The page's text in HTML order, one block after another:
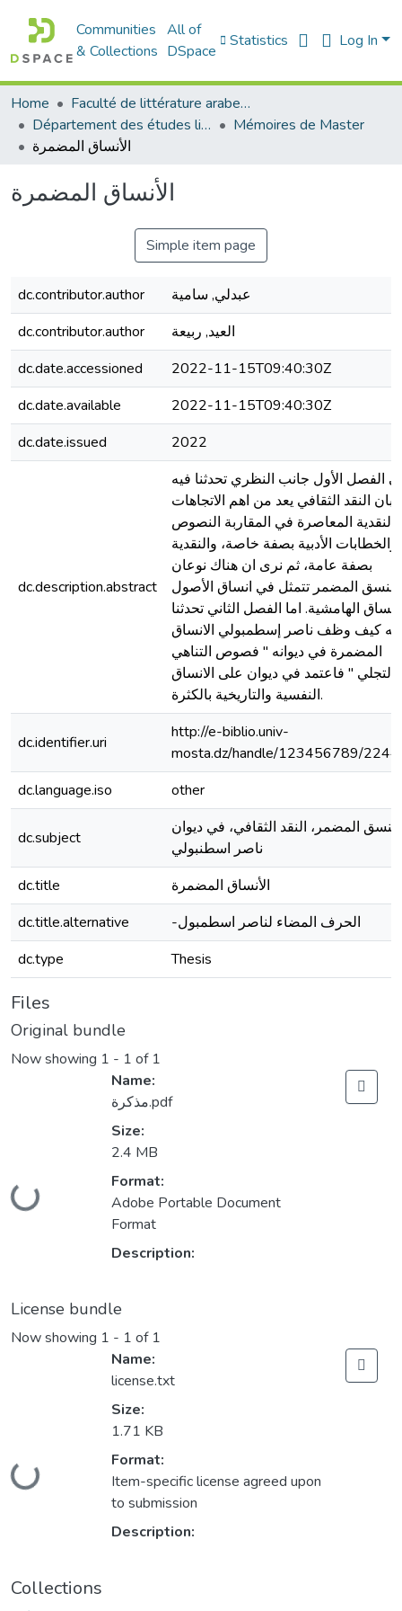
Communities
& Collections
All of
DSpace
Statistics Log In
Home
Faculté de littérature arabe et des arts
Département des études littéraires et critiques
Mémoires de Master
الأنساق المضمرة
الأنساق المضمرة
Simple item page
dc.contributor.author
عبدلي, سامية
dc.contributor.author
العيد, ربيعة
dc.date.accessioned
2022-11-15T09:40:30Z
dc.date.available
2022-11-15T09:40:30Z
dc.date.issued
2022
dc.description.abstract
الفصل الأول جانب النظري تحدثنا فيه
بان النقد الثقافي يعد من اهم الاتجاهات
النقدية المعاصرة في المقاربة النصوص
والخطابات الأدبية بصفة خاصة، والنقدية
بصفة عامة، ثم نرى ان هناك نوعان
النسق المضمر تتمثل في انساق الأصول
الهامشية. اما الفصل الثاني تحدثنا
كيف وظف ناصر إسطمبولي الانساق
المضمرة في ديوانه " فصوص التناهي
والتجلي " فاعتمد في ديوان على الانساق
النفسية والتاريخية بالكثرة.
dc.identifier.uri
http://e-biblio.univ-
mosta.dz/handle/123456789/
dc.language.iso
other
dc.subject
النسق المضمر، النقد الثقافي، في ديوان
ناصر اسطنبولي
dc.title
الأنساق المضمرة
dc.title.alternative
-الحرف المضاء لناصر اسطمبول
dc.type
Thesis
Files
Original bundle
Now showing 1 - 1 of 1
Loading...
Name:
مذكرة.pdf
Size:
2.4 MB
Format:
Adobe Portable Document
Format
Description:
License bundle
Now showing 1 - 1 of 1
Loading...
Name:
license.txt
Size:
1.71 KB
Format:
Item-specific license agreed upon
to submission
Description:
Collections